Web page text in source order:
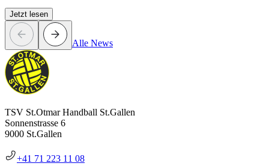
Jetzt lesen
Alle News
TSV St.Otmar Handball St.Gallen
Sonnenstrasse 6
9000 St.Gallen
+41 71 223 11 08